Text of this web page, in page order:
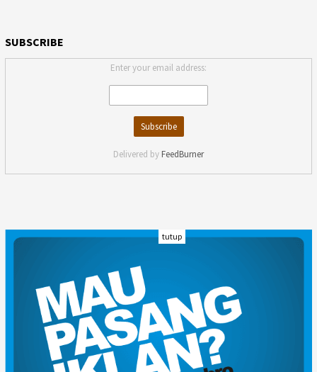
SUBSCRIBE
Enter your email address:
Delivered by FeedBurner
INDEKS
KARIR
REDAKSI
PRIVACY POLICY
DISCLAIMER
TENTANG KAMI
KONTAK KAMI
FORM PENGADUAN
PEDOMAN MEDIA SIBER
tutup